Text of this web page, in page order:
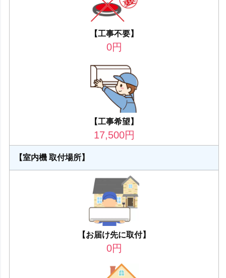
【工事不要】
0円
【工事希望】
17,500円
【室内機 取付場所】
【お届け先に取付】
0円